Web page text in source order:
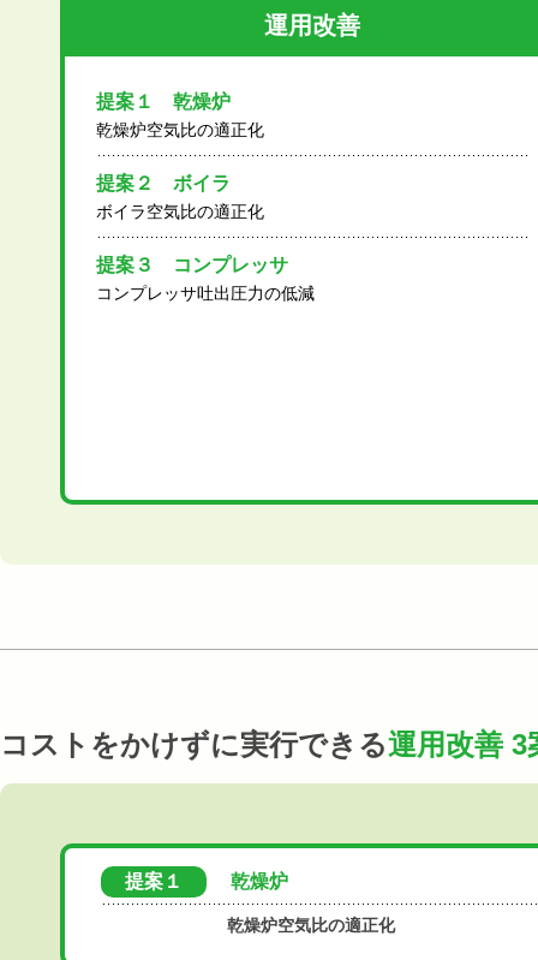
運用改善
提案１ 乾燥炉
乾燥炉空気比の適正化
提案２ ボイラ
ボイラ空気比の適正化
提案３ コンプレッサ
コンプレッサ吐出圧力の低減
コストをかけずに実行できる運用改善 3
提案１ 乾燥炉
乾燥炉空気比の適正化